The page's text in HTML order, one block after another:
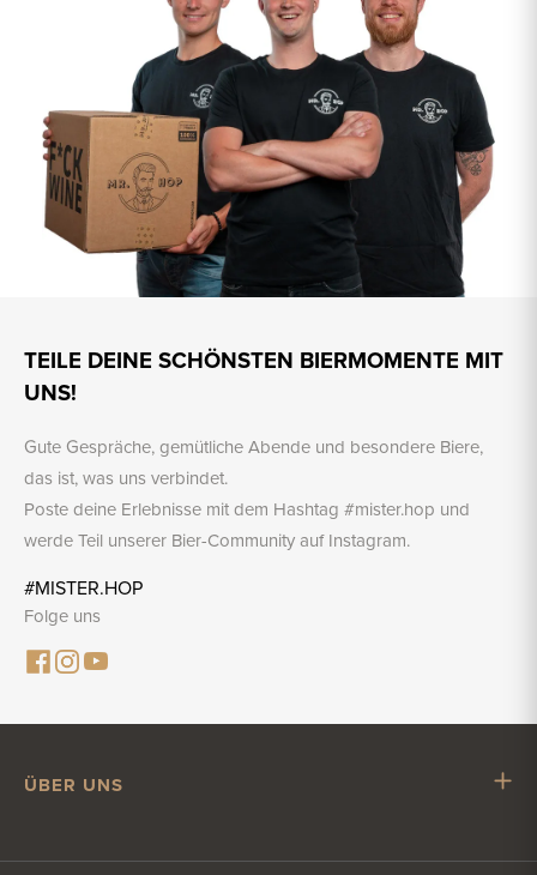
TEILE DEINE SCHÖNSTEN BIERMOMENTE MIT
UNS!
Gute Gespräche, gemütliche Abende und besondere Biere,
das ist, was uns verbindet.
Poste deine Erlebnisse mit dem Hashtag #mister.hop und
werde Teil unserer Bier-Community auf Instagram.
#MISTER.HOP
Folge uns
ÜBER UNS